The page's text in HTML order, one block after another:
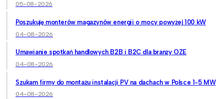
05-08-2026
Poszukuję monterów magazynów energii o mocy powyżej 100 kW
04-08-2026
Umawianie spotkań handlowych B2B i B2C dla branży OZE
04-08-2026
Szukam firmy do montażu instalacji PV na dachach w Polsce 1-5 MW
04-08-2026